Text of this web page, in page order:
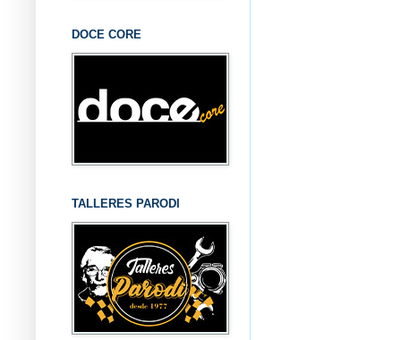
DOCE CORE
TALLERES PARODI